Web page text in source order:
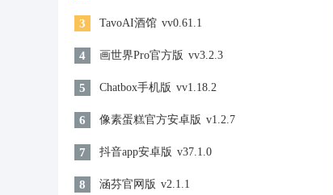
3 TavoAI酒馆 vv0.61.1
4 画世界Pro官方版 vv3.2.3
5 Chatbox手机版 vv1.18.2
6 像素蛋糕官方安卓版 v1.2.7
7 抖音app安卓版 v37.1.0
8 涵芬官网版 v2.1.1